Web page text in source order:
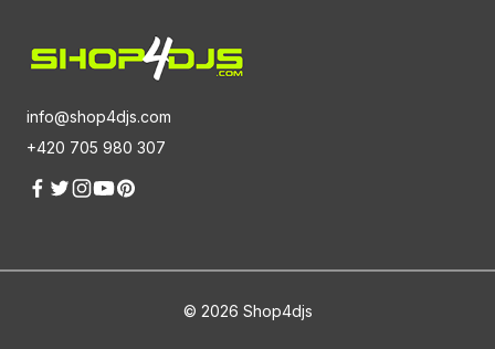
info@shop4djs.com
+420 705 980 307
© 2026 Shop4djs